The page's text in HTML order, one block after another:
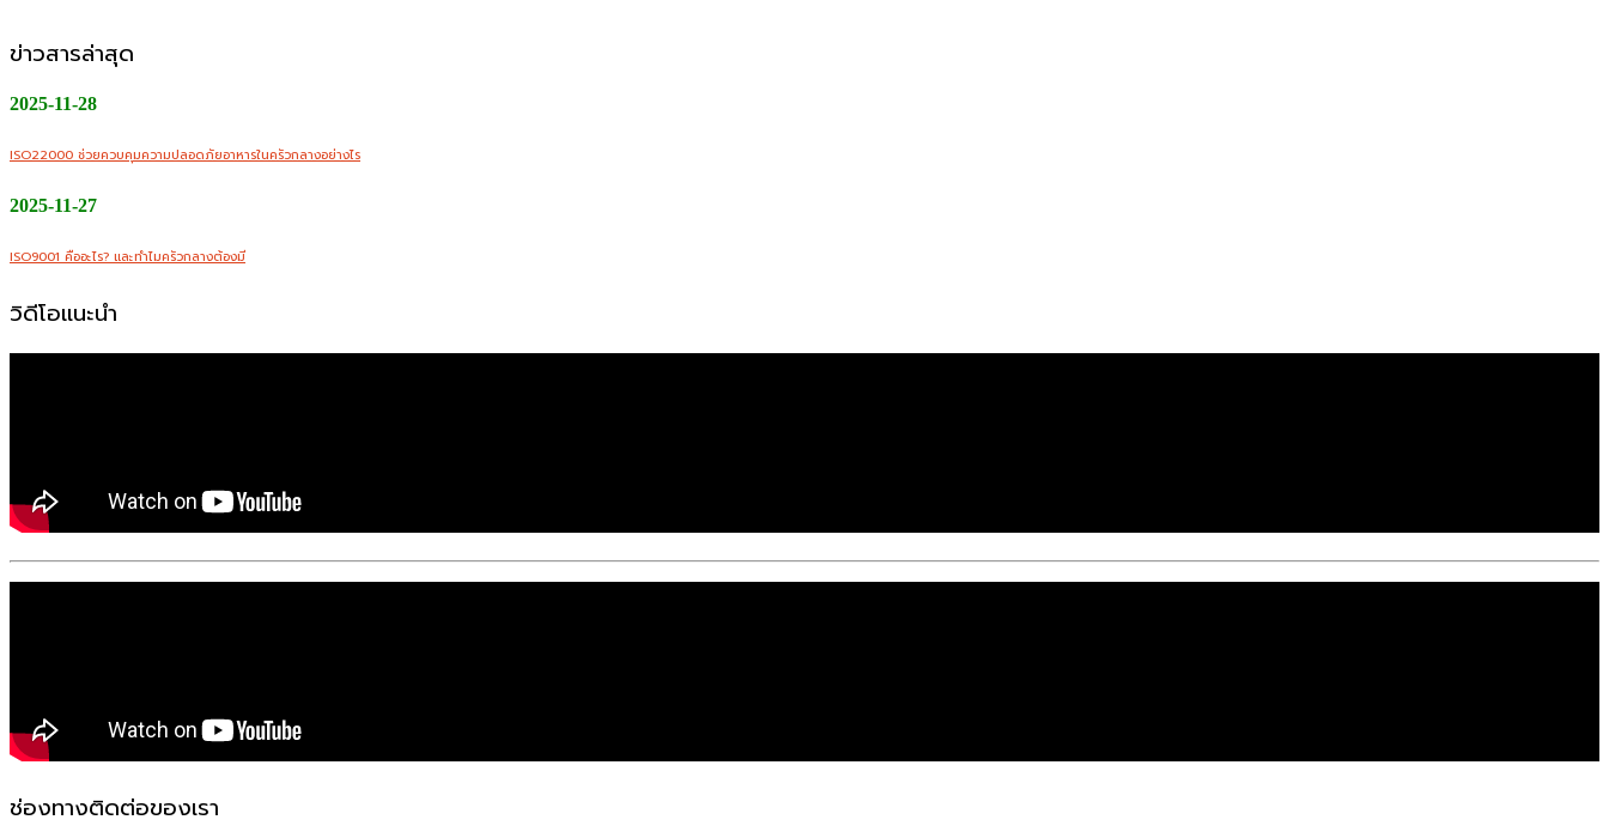
ข่าวสารล่าสุด
2025-11-28
ISO22000 ช่วยควบคุมความปลอดภัยอาหารในครัวกลางอย่างไร
2025-11-27
ISO9001 คืออะไร? และทำไมครัวกลางต้องมี
วิดีโอแนะนำ
ช่องทางติดต่อของเรา